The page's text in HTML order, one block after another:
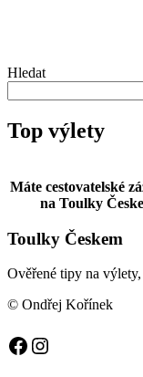
Hledat
Top výlety
Máte cestovatelské
na Toulky
Toulky Českem
Ověřené tipy na
© Ondřej Kořínek
Facebook
Instagram